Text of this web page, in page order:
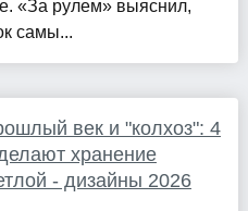
«За рулем» выяснил,
самы...
век и "колхоз": 4
хранение
- дизайны 2026